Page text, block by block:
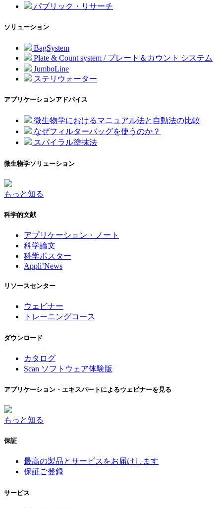
パブリック・リサーチ
ソリューション
BagSystem
Plate & Count system / プレート＆カウント システム
JumboLine
ステリウォーター
アプリケーションアドバイス
微生物学におけるマニュアル法と自動法の比較
なぜフィルターバッグを使うのか？
スパイラル塗抹法
微生物学ソリューション
もっと知る
科学的文献
アプリケーション・ノート
科学論文
科学ポスター
Appli’News
リソースセンター
ウェビナー
トレーニングコース
ダウンロード
カタログ
Scan ソフトウェア体験版
アプリケーション・エキスパートによるウェビナーを見る
もっと知る
保証
最高の製品とサービスをお届けします
保証ご登録
サービス